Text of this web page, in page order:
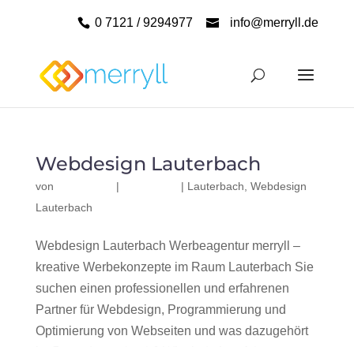
0 7121 / 9294977 info@merryll.de
Webdesign Lauterbach
von | | Lauterbach Webdesign
Lauterbach
Webdesign Lauterbach Werbeagentur merryll –
kreative Werbekonzepte im Raum Lauterbach Sie
suchen einen professionellen und erfahrenen
Partner für Webdesign, Programmierung und
Optimierung von Webseiten und was dazugehört